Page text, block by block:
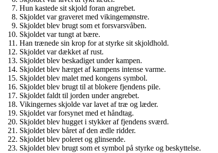
Hun kastede sit skjold foran angrebet.
Skjoldet var graveret med vikingemønstre.
Skjoldet blev brugt som et forsvarsvåben.
Skjoldet var tungt at bære.
Han trænede sin krop for at styrke sit skjoldhold.
Skjoldet var dækket af rust.
Skjoldet blev beskadiget under kampen.
Skjoldet blev hærget af kampens intense varme.
Skjoldet blev malet med kongens symbol.
Skjoldet blev brugt til at blokere fjendens pile.
Skjoldet faldt til jorden under angrebet.
Vikingernes skjolde var lavet af træ og læder.
Skjoldet var forsynet med et håndtag.
Skjoldet blev hugget i stykker af fjendens sværd.
Skjoldet blev båret af den ædle ridder.
Skjoldet blev poleret og glinsende.
Skjoldet blev brugt som et symbol på styrke og beskyttelse.